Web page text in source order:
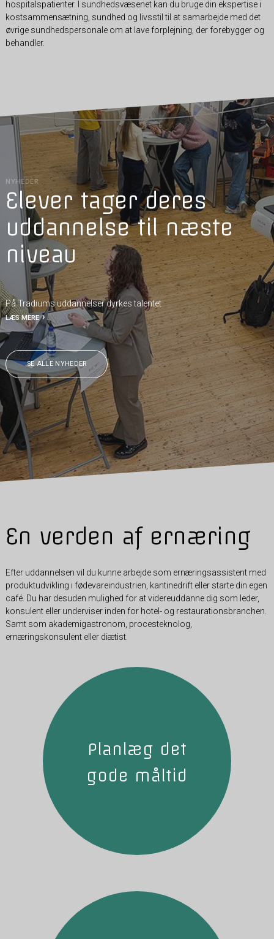
hospitalspatienter. I sundhedsvæsenet kan du bruge din ekspertise i
kostsammensætning, sundhed og livsstil til at samarbejde med det
øvrige sundhedspersonale om at lave forplejning, der forebygger og
behandler.
NYHEDER
Elever tager deres
uddannelse til næste
niveau
På Tradiums uddannelser dyrkes talentet
LÆS MERE
SE ALLE NYHEDER
En verden af ernæring
Efter uddannelsen vil du kunne arbejde som ernæringsassistent med
produktudvikling i fødevareindustrien, kantinedrift eller starte din egen
café. Du har desuden mulighed for at videreuddanne dig som leder,
konsulent eller underviser inden for hotel- og restaurationsbranchen.
Samt som akademigastronom, procesteknolog,
ernæringskonsulent eller diætist.
Planlæg det
gode måltid